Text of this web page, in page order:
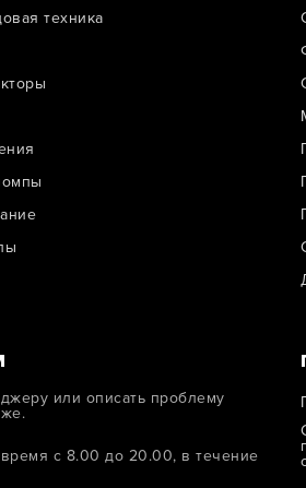
техника
или описать проблему
с 8.00 до 20.00, в течение